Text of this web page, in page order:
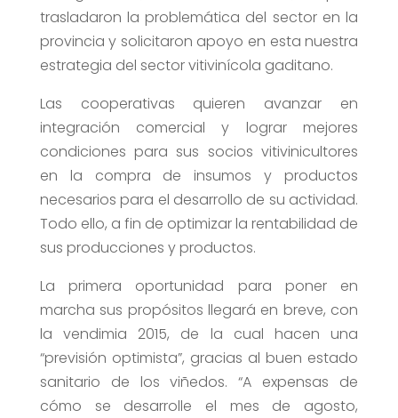
trasladaron la problemática del sector en la
provincia y solicitaron apoyo en esta nuestra
estrategia del sector vitivinícola gaditano.
Las cooperativas quieren avanzar en
integración comercial y lograr mejores
condiciones para sus socios vitivinicultores
en la compra de insumos y productos
necesarios para el desarrollo de su actividad.
Todo ello, a fin de optimizar la rentabilidad de
sus producciones y productos.
La primera oportunidad para poner en
marcha sus propósitos llegará en breve, con
la vendimia 2015, de la cual hacen una
“previsión optimista”, gracias al buen estado
sanitario de los viñedos. “A expensas de
cómo se desarrolle el mes de agosto,